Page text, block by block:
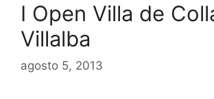
I Open Villa de
Villalba
agosto 5, 2013